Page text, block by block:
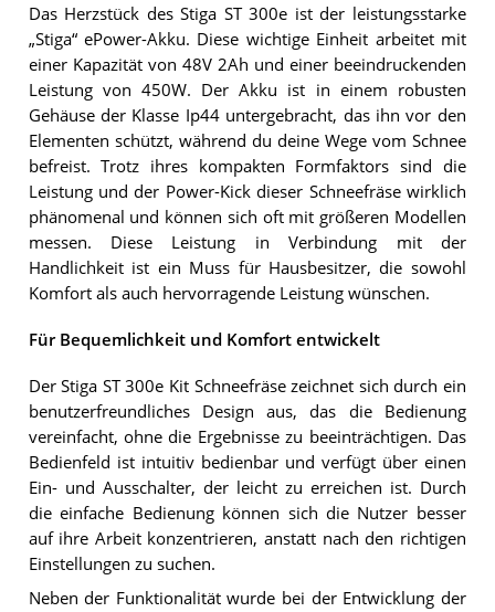
Das Herzstück des Stiga ST 300e ist der leistungsstarke
„Stiga“ ePower-Akku. Diese wichtige Einheit arbeitet mit
einer Kapazität von 48V 2Ah und einer beeindruckenden
Leistung von 450W. Der Akku ist in einem robusten
Gehäuse der Klasse Ip44 untergebracht, das ihn vor den
Elementen schützt, während du deine Wege vom Schnee
befreist. Trotz ihres kompakten Formfaktors sind die
Leistung und der Power-Kick dieser Schneefräse wirklich
phänomenal und können sich oft mit größeren Modellen
messen. Diese Leistung in Verbindung mit der
Handlichkeit ist ein Muss für Hausbesitzer, die sowohl
Komfort als auch hervorragende Leistung wünschen.
Für Bequemlichkeit und Komfort entwickelt
Der Stiga ST 300e Kit Schneefräse zeichnet sich durch ein
benutzerfreundliches Design aus, das die Bedienung
vereinfacht, ohne die Ergebnisse zu beeinträchtigen. Das
Bedienfeld ist intuitiv bedienbar und verfügt über einen
Ein- und Ausschalter, der leicht zu erreichen ist. Durch
die einfache Bedienung können sich die Nutzer besser
auf ihre Arbeit konzentrieren, anstatt nach den richtigen
Einstellungen zu suchen.
Neben der Funktionalität wurde bei der Entwicklung der